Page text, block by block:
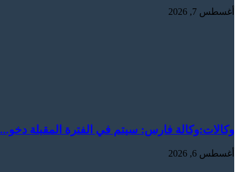
أغسطس 7, 2026
وكالات:وكالة فارس: سيتم في الفترة المقبلة دخو...
أغسطس 6, 2026